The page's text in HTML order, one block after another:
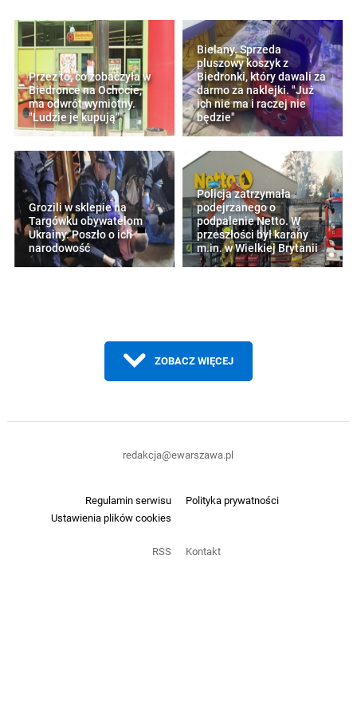
Przez to, co zobaczyła w
Biedronce na Ochocie,
ma odwrót wymiotny.
"Ludzie je kupują"
Bielany. Sprzeda
pluszowy koszyk z
Biedronki, który dawali za
darmo za naklejki. "Już
ich nie ma i raczej nie
będzie"
Grozili w sklepie na
Targówku obywatelom
Ukrainy. Poszło o ich
narodowość
Policja zatrzymała
podejrzanego o
podpalenie Netto. W
przeszłości był karany
m.in. w Wielkiej Brytanii
ZOBACZ WIĘCEJ
Regulamin serwisu
Polityka prywatności
Ustawienia plików cookies
RSS Kontakt
redakcja@ewarszawa.pl